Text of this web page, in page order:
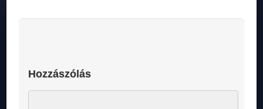
Hozzászólás